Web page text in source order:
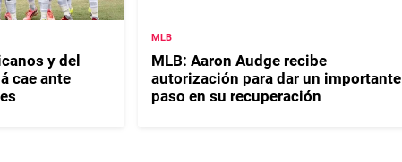
y del
cae ante
MLB
MLB: Aaron Audge recibe
autorización para dar un importante
paso en su recuperación